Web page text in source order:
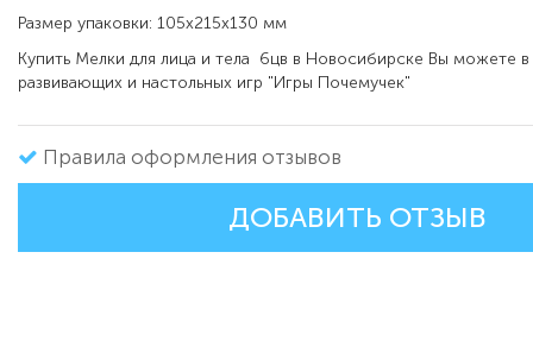
Размер упаковки: 105х215х130 мм
Купить Мелки для лица и тела 6цв в Новосибирске Вы можете в
развивающих и настольных игр "Игры Почемучек"
Правила оформления отзывов
ДОБАВИТЬ ОТЗЫВ